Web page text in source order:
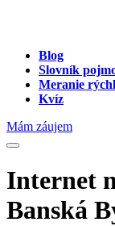
Blog
Slovník
Meranie
Kvíz
Mám záujem
Internet
Banská